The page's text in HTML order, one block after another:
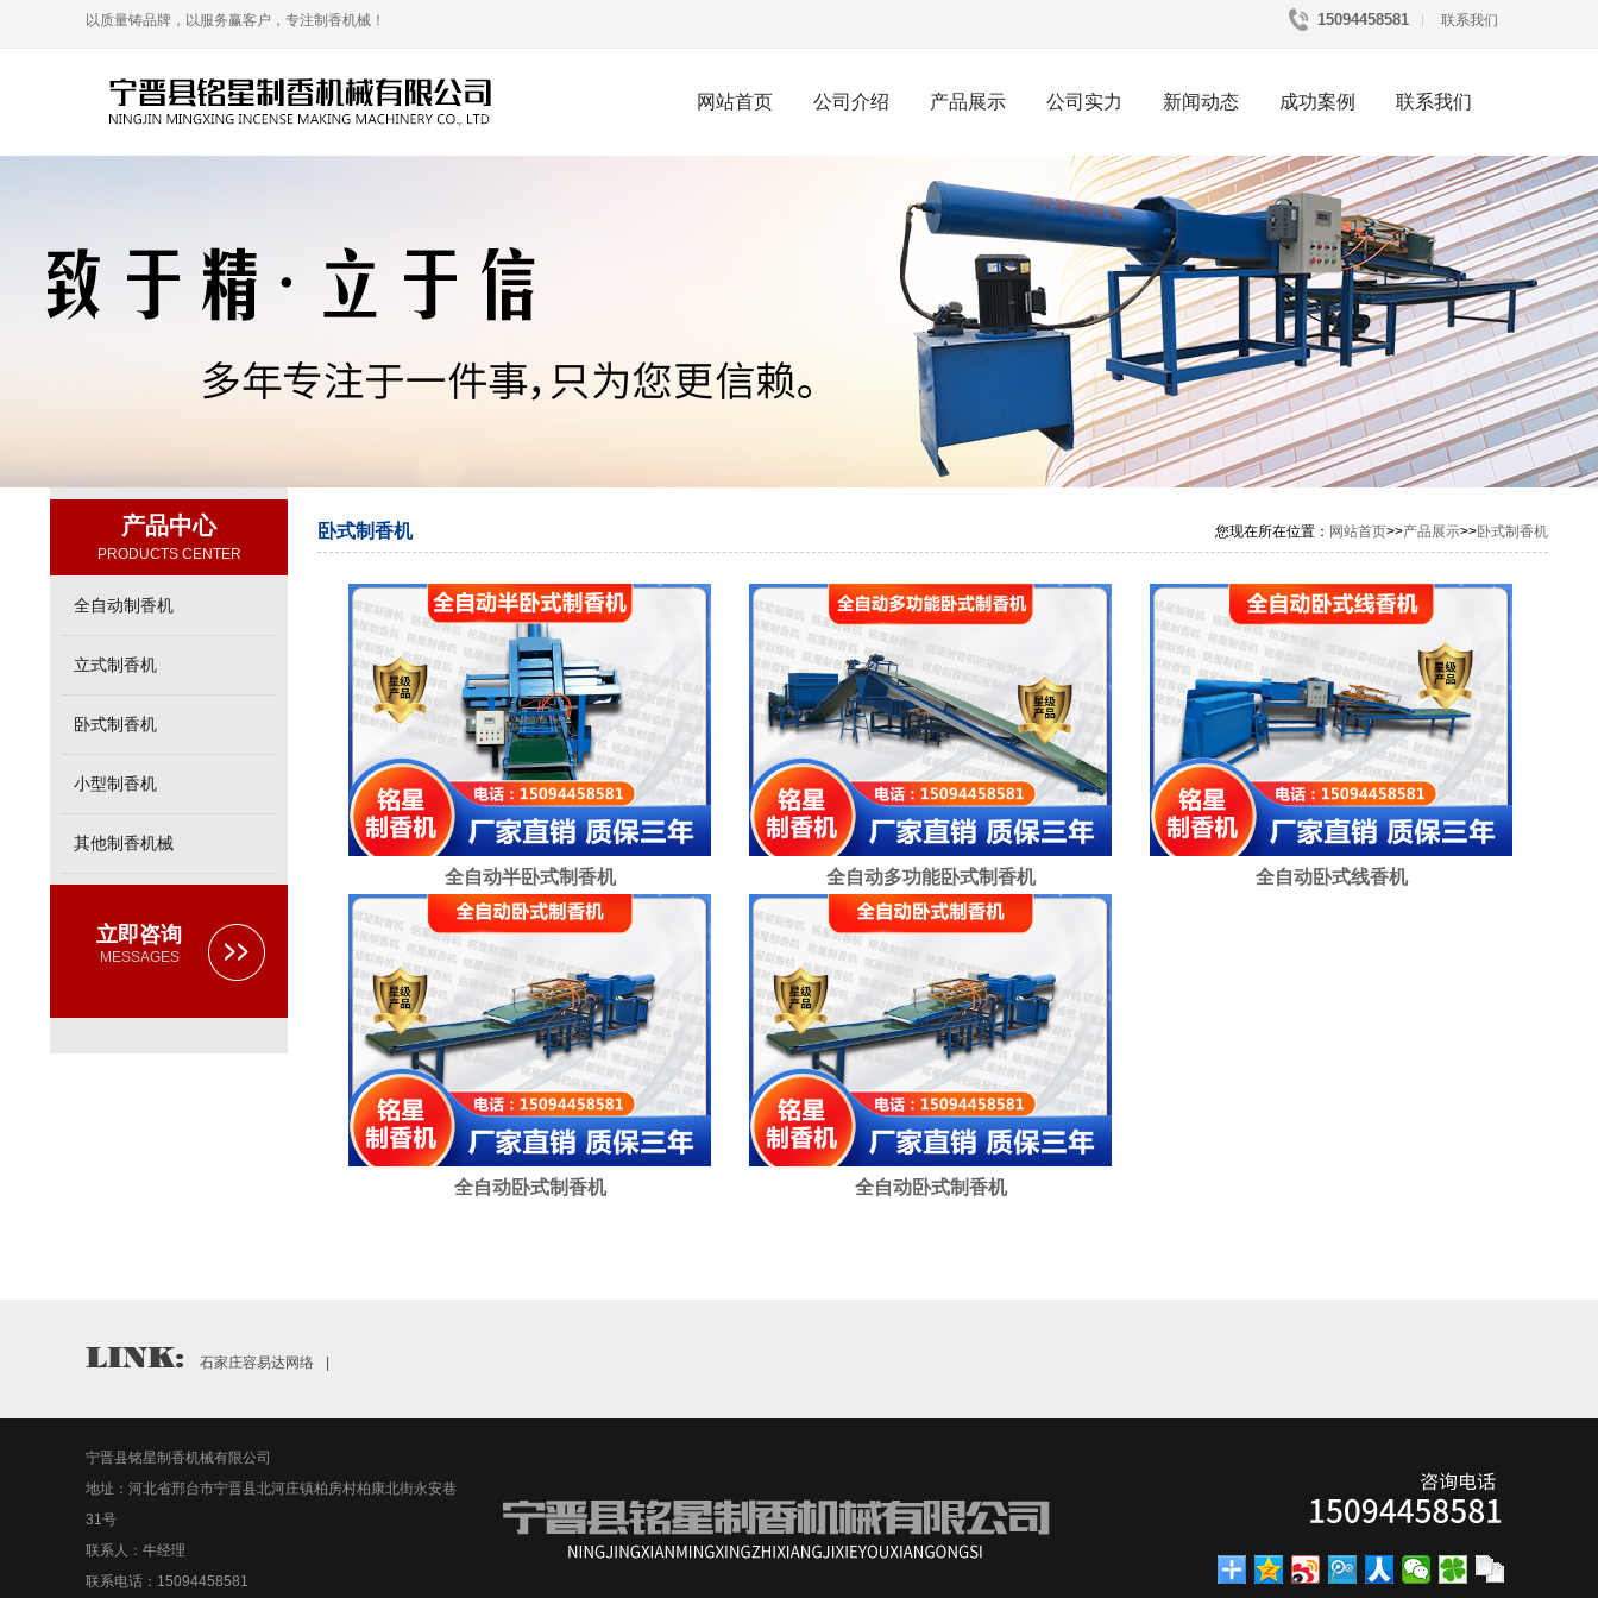
以质量铸品牌，以服务赢客户，专注制香机械！ 15094458581 联系我们
网站首页 公司介绍 产品展示 公司实力 新闻动态 成功案例 联系我们
产品中心
PRODUCTS CENTER
全自动制香机
立式制香机
卧式制香机
小型制香机
其他制香机械
立即咨询
MESSAGES
卧式制香机 您现在所在位置： 网站首页>>产品展示>>卧式制香机
全自动半卧式制香机 全自动多功能卧式制香机 全自动卧式线香机
全自动卧式制香机 全自动卧式制香机
石家庄容易达网络
宁晋县铭星制香机械有限公司
地址：河北省邢台市宁晋县北河庄镇柏房村柏康北街永安巷
31号
联系人：牛经理
联系电话：15094458581